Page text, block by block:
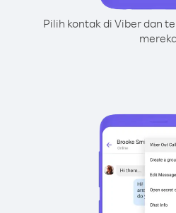
Pilih kontak di Viber dan